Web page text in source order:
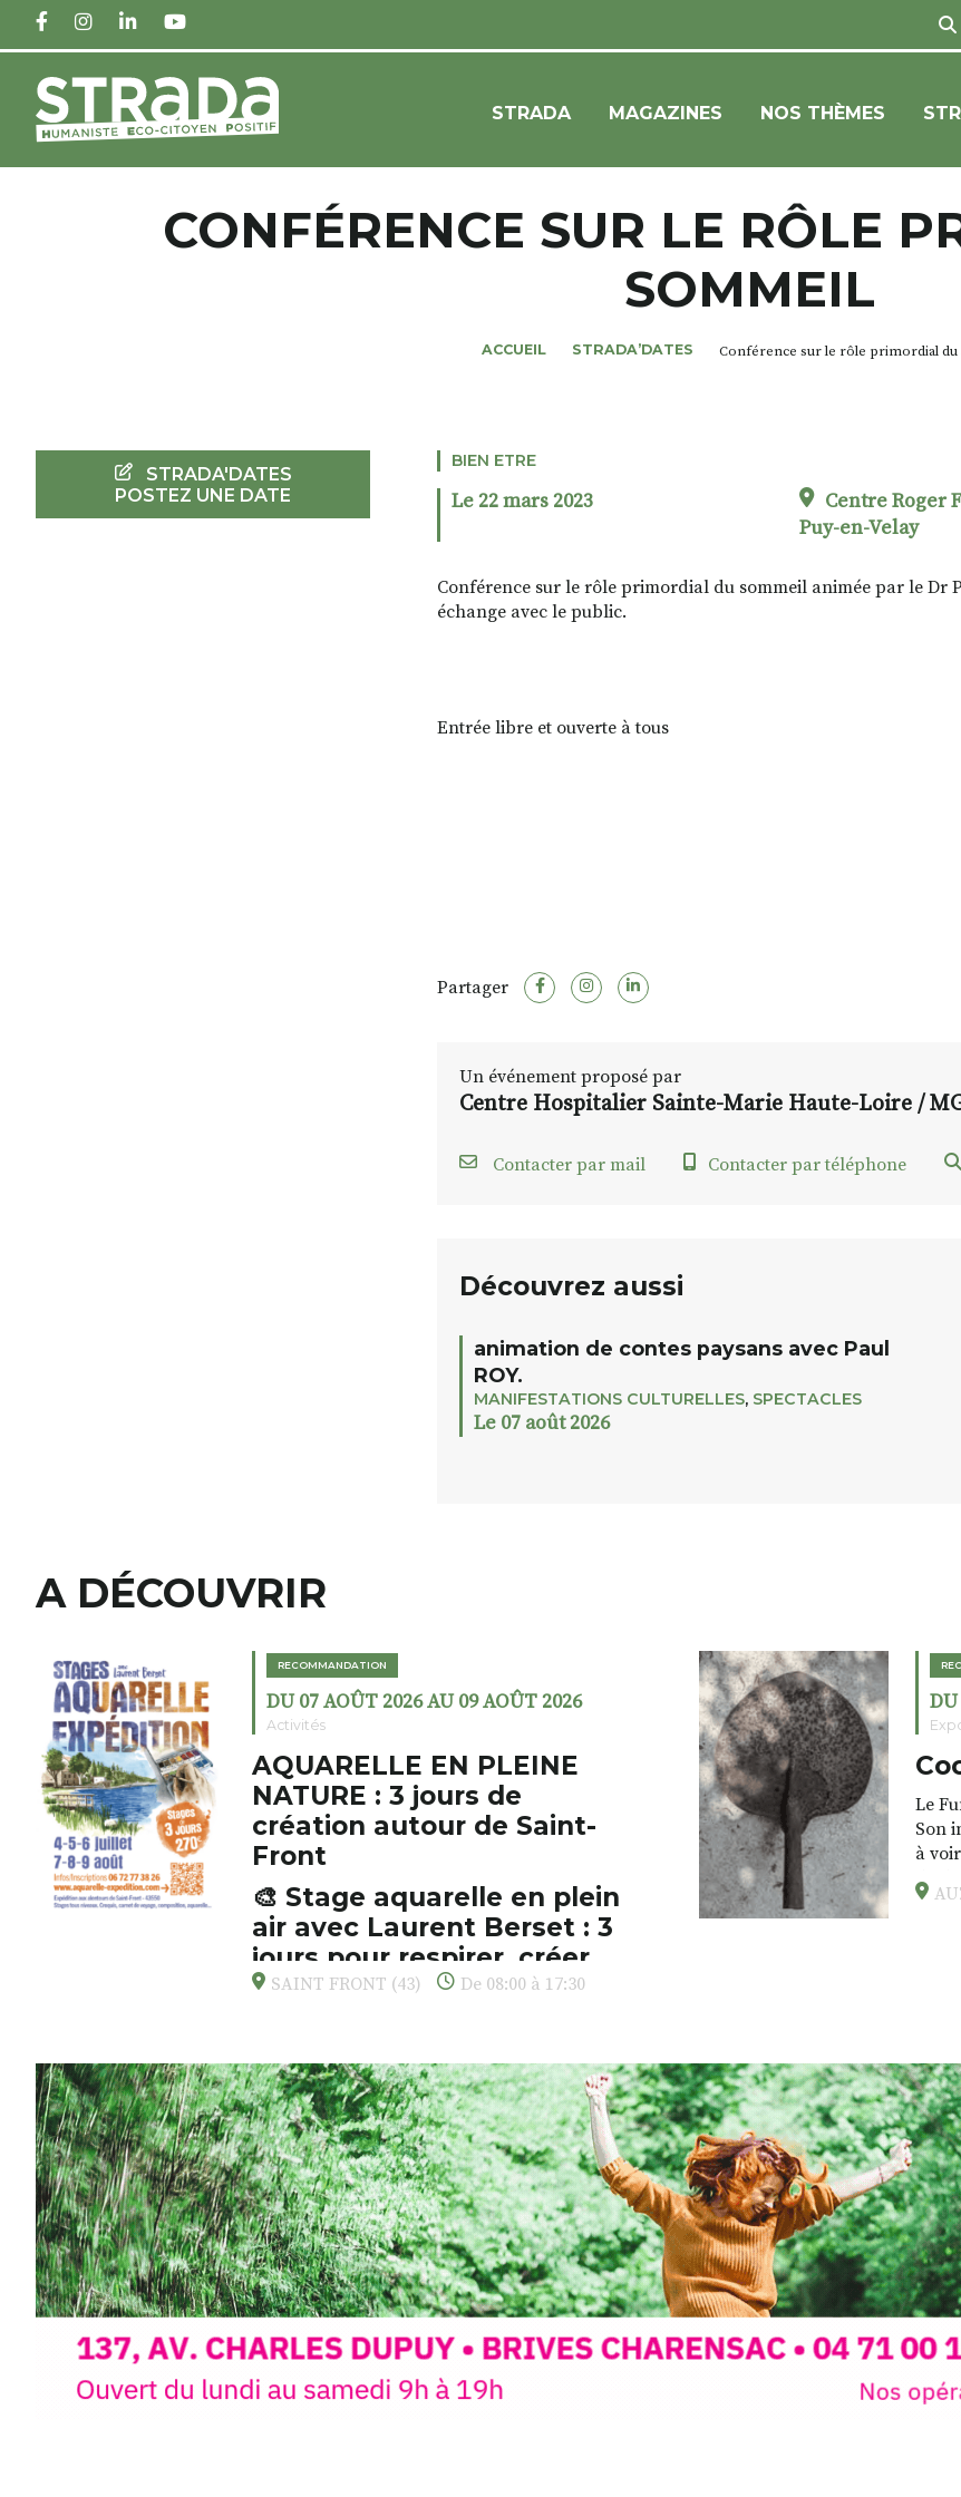
FACEBOOKINSTAGRAM
LINKEDINYOUTUBE
STRADA MAGAZINES NOS THÈMES
CONFÉRENCE SUR LE RÔLE
SOMMEIL
ACCUEIL STRADA’DATES Conférence sur le rôle primordial
BIEN ETRE
Le 22 mars 2023
Centre Roger
Puy-en-Velay
Conférence sur le rôle primordial du sommeil animée par le Dr
échange avec le public.
Entrée libre et ouverte à tous
Partager
Un événement proposé par
Centre Hospitalier Sainte-Marie Haute-Loire /
Contacter par mail Contacter par téléphone
Découvrez aussi
animation de contes paysans avec Paul
ROY.
MANIFESTATIONS CULTURELLES, SPECTACLES
Le 07 août 2026
STRADA'DATES
POSTEZ UNE DATE
A DÉCOUVRIR
RECOMMANDATION
DU 07 AOÛT 2026 AU 09 AOÛT 2026
Activités
AQUARELLE EN PLEINE
NATURE : 3 jours de
création autour de Saint-
Front
🎨 Stage aquarelle en plein
air avec Laurent Berset : 3
jours pour respirer, créer,
s’émerveiller
paysages de Haute-Loire ?
Cet été,Laurent Bersetvous propose unstage
d’aquarelle en extérieur, accessibleà tous les
niveaux, dans un cadre naturel
inspirantautour de Saint-Front, à seulement30
minutes du Puy-en-Velay.
Pendant3 jours, vous apprendrez à capturer
l’instant :
aquarelle, encre, ou contenu hybride.
SAINT FRONT (43) De 08:00 à 17:30
Le
Son
à